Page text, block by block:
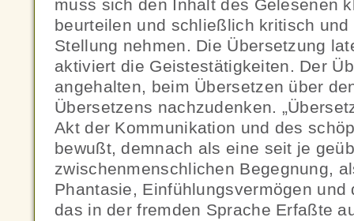
muss sich den Inhalt des Gelesenen
beurteilen und schließlich kritisch
Stellung nehmen. Die Übersetzung
aktiviert die Geistestätigkeiten. Der
angehalten, beim Übersetzen über
Übersetzens nachzudenken.
Akt der Kommunikation und des
bewußt, demnach als eine seit je
zwischenmenschlichen Begegnung,
Phantasie, Einfühlungsvermögen
das in der fremden Sprache Erfaßte